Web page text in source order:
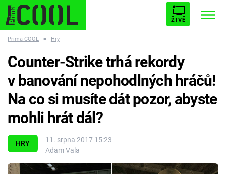
ŽIVĚ
ESCAPE PLNEJ KOTEL AVENGERS 5
Témata
Filmy
Prima COOL ■ Hry
HRY
11. srpna 2017 15:23
Adam Vala
Counter-Strike trhá rekordy
v banování nepohodlných hráčů!
Na co si musíte dát pozor, abyste
mohli hrát dál?